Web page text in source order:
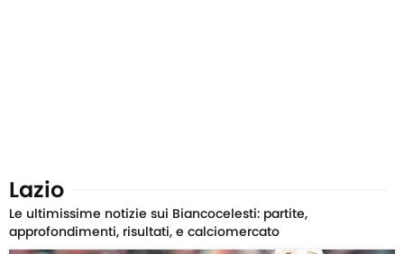
Lazio
Le ultimissime notizie sui Biancocelesti: partite,
approfondimenti, risultati, e calciomercato